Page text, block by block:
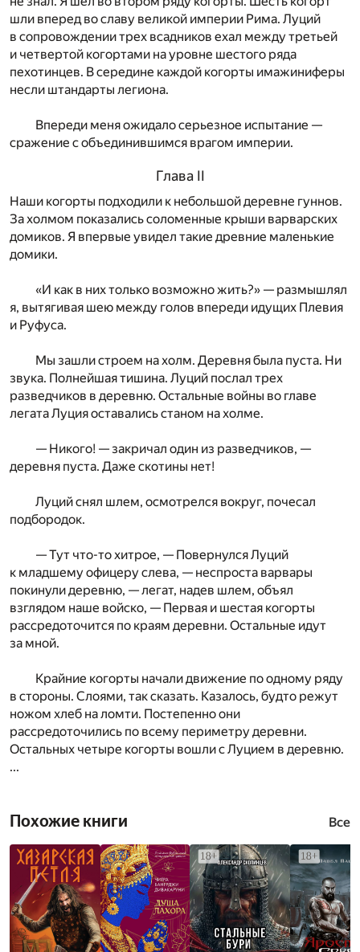
шли вперед во славу великой империи Рима. Луций
в сопровождении трех всадников ехал между третьей
и четвертой когортами на уровне шестого ряда
пехотинцев. В середине каждой когорты имажиниферы
несли штандарты легиона.
Впереди меня ожидало серьезное испытание —
сражение с объединившимся врагом империи.
Глава II
Наши когорты подходили к небольшой деревне гуннов.
За холмом показались соломенные крыши варварских
домиков. Я впервые увидел такие древние маленькие
домики.
«И как в них только возможно жить?» — размышлял
я, вытягивая шею между голов впереди идущих Плевия
и Руфуса.
Мы зашли строем на холм. Деревня была пуста. Ни
звука. Полнейшая тишина. Луций послал трех
разведчиков в деревню. Остальные войны во главе
легата Луция оставались станом на холме.
— Никого! — закричал один из разведчиков, —
деревня пуста. Даже скотины нет!
Луций снял шлем, осмотрелся вокруг, почесал
подбородок.
— Тут что-то хитрое, — Повернулся Луций
к младшему офицеру слева, — неспроста варвары
покинули деревню, — легат, надев шлем, объял
взглядом наше войско, — Первая и шестая когорты
рассредоточится по краям деревни. Остальные идут
за мной.
Крайние когорты начали движение по одному ряду
в стороны. Слоями, так сказать. Казалось, будто режут
ножом хлеб на ломти. Постепенно они
рассредоточились по всему периметру деревни.
Остальных четыре когорты вошли с Луцием в деревню.
...
Похожие книги Все